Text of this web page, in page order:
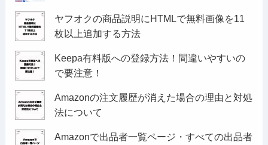
ヤフオクの商品説明にHTMLで無料画像を11
枚以上追加する方法
Keepa有料版への登録方法！間違いやすいの
で要注意！
Amazonの注文履歴が消えた場合の理由と対処
法について
Amazonで出品者一覧ページ・すべての出品者